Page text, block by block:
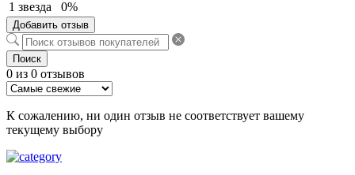
1 звезда
0%
Добавить отзыв
Поиск
0 из 0 отзывов
К сожалению, ни один отзыв не соответствует вашему
текущему выбору